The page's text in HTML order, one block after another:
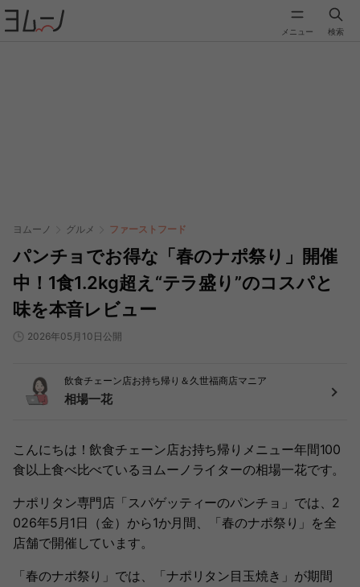
メニュー 検索
ヨムーノ グルメ ファーストフード
パンチョでお得な「春のナポ祭り」開催
中！1食1.2kg超え“テラ盛り”のコスパと
味を本音レビュー
2026年05月10日公開
飲食チェーン店お持ち帰り＆久世福商店マニア
相場一花
こんにちは！飲食チェーン店お持ち帰りメニュー年間100
食以上食べ比べているヨムーノライターの相場一花です。
ナポリタン専門店「スパゲッティーのパンチョ」では、2
026年5月1日（金）から1か月間、「春のナポ祭り」を全
店舗で開催しています。
「春のナポ祭り」では、「ナポリタン目玉焼き」が期間